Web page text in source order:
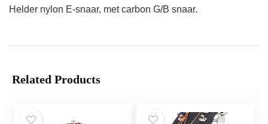
Helder nylon E-snaar, met carbon G/B snaar.
Related Products